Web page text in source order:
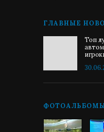
ГЛАВНЫЕ
Топ